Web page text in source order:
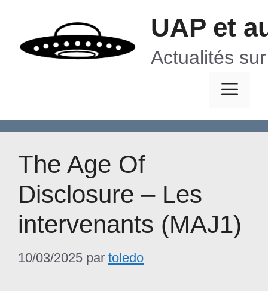
contenu
UAP et
Actualités
The Age Of
Disclosure – Les
intervenants (MAJ1)
10/03/2025 par toledo